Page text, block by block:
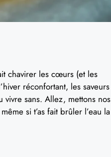
chavirer les cœurs (et les
réconfortant, les saveurs
sans. Allez, mettons nos
si t’as fait brûler l’eau la